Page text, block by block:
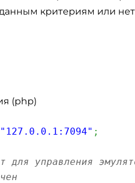
критериям или нет
(php)
"127.0.0.1:7094" ;
для управления